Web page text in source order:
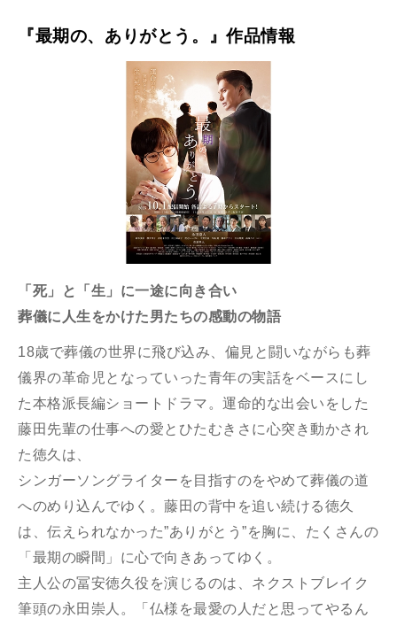
『最期の、ありがとう。』作品情報
「死」と「生」に一途に向き合い
葬儀に人生をかけた男たちの感動の物語
18歳で葬儀の世界に飛び込み、偏見と闘いながらも葬
儀界の革命児となっていった青年の実話をベースにし
た本格派長編ショートドラマ。 運命的な出会いをした
藤田先輩の仕事への愛とひたむきさに心突き動かされ
た徳久は、
シンガーソングライターを目指すのをやめて葬儀の道
へのめり込んでゆく。 藤田の背中を追い続ける徳久
は、伝えられなかった”ありがとう”を胸に、 たくさんの
「最期の瞬間」に心で向きあってゆく。
主人公の冨安徳久役を演じるのは、ネクストブレイク
筆頭の永田崇人。
「仏様を最愛の人だと思ってやるん